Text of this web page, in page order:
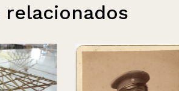
relacionados